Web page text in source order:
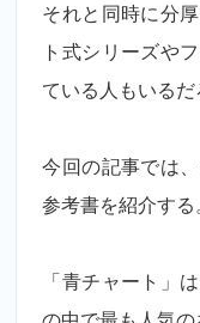
それと同時に分
ト式シリーズや
ている人もいるだ
今回の記事では
参考書を紹介する
「青チャート」